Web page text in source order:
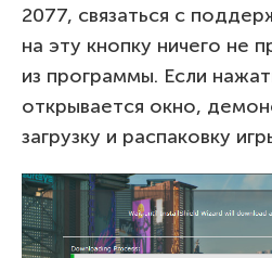
2077, связаться с
на эту кнопку ничего не
из программы. Если
открывается окно,
загрузку и распаковку